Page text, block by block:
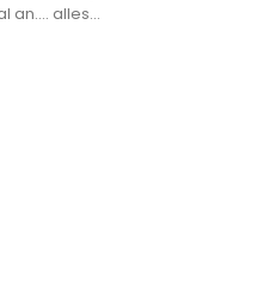
an.... alles...